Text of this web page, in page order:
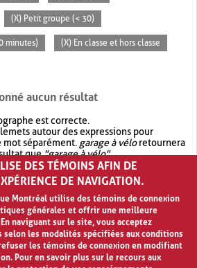
(X) Petit groupe (< 30)
minutes) (X) En classe et hors classe
aucun résultat
est correcte.
autour des expressions pour
mot séparément. garage à véloretournera
que"garage à vélo".
votre recherche avec OR.garage OR vélo
plus de résultat quegarage à vélo
DES TÉMOINS AFIN DE
DE NAVIGATION.
Montréal utilise des témoins de connexion
générales et offrir une meilleure
naviguant sur le site, vous acceptez
les modalités spécifiées aux conditions
les témoins de connexion en modifiant
Pour en savoir plus sur le recours aux